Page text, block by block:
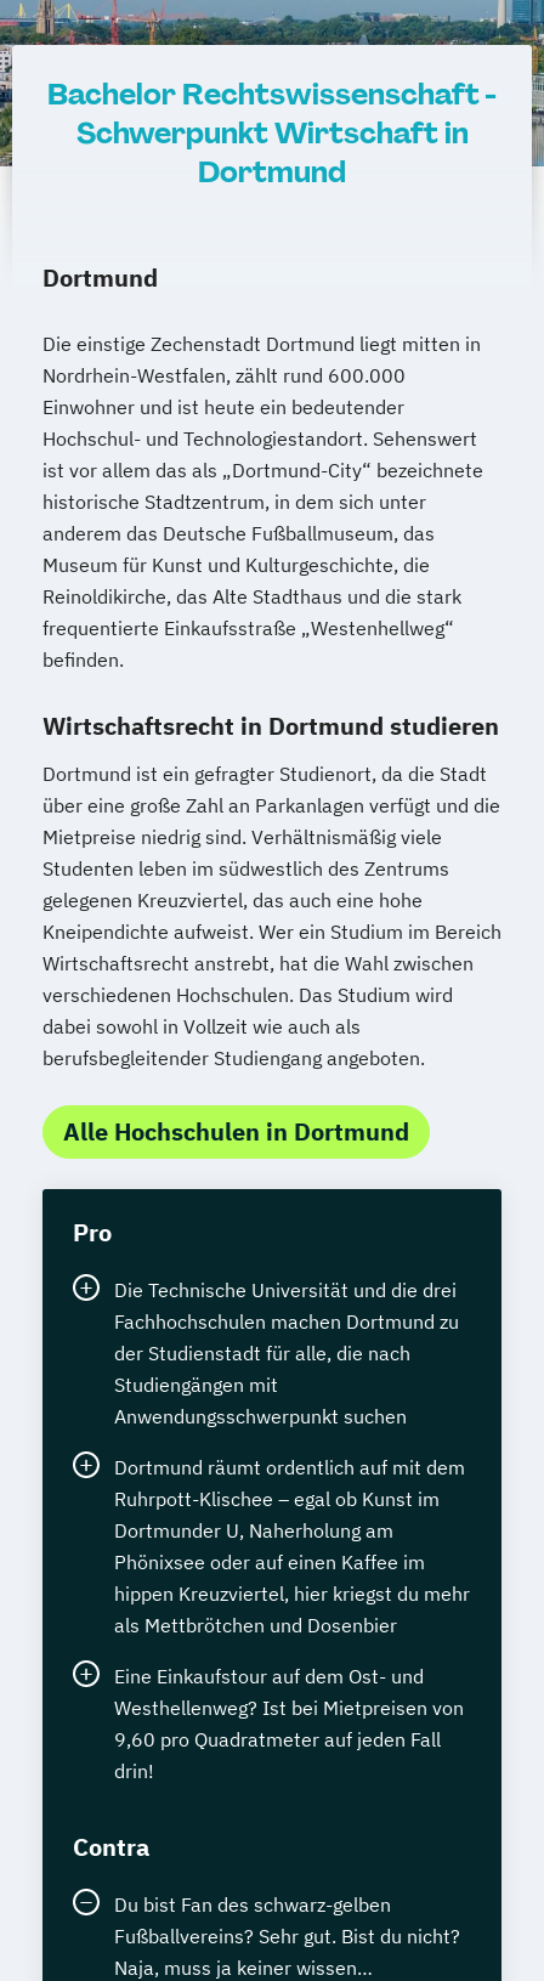
Bachelor Rechtswissenschaft -
Schwerpunkt Wirtschaft in
Dortmund
Dortmund
Die einstige Zechenstadt Dortmund liegt mitten in
Nordrhein-Westfalen, zählt rund 600.000
Einwohner und ist heute ein bedeutender
Hochschul- und Technologiestandort. Sehenswert
ist vor allem das als „Dortmund-City“ bezeichnete
historische Stadtzentrum, in dem sich unter
anderem das Deutsche Fußballmuseum, das
Museum für Kunst und Kulturgeschichte, die
Reinoldikirche, das Alte Stadthaus und die stark
frequentierte Einkaufsstraße „Westenhellweg“
befinden.
Wirtschaftsrecht in Dortmund studieren
Dortmund ist ein gefragter Studienort, da die Stadt
über eine große Zahl an Parkanlagen verfügt und die
Mietpreise niedrig sind. Verhältnismäßig viele
Studenten leben im südwestlich des Zentrums
gelegenen Kreuzviertel, das auch eine hohe
Kneipendichte aufweist. Wer ein Studium im Bereich
Wirtschaftsrecht anstrebt, hat die Wahl zwischen
verschiedenen Hochschulen. Das Studium wird
dabei sowohl in Vollzeit wie auch als
berufsbegleitender Studiengang angeboten.
Alle Hochschulen in Dortmund
Pro
Die Technische Universität und die drei
Fachhochschulen machen Dortmund zu
der Studienstadt für alle, die nach
Studiengängen mit
Anwendungsschwerpunkt suchen
Dortmund räumt ordentlich auf mit dem
Ruhrpott-Klischee – egal ob Kunst im
Dortmunder U, Naherholung am
Phönixsee oder auf einen Kaffee im
hippen Kreuzviertel, hier kriegst du mehr
als Mettbrötchen und Dosenbier
Eine Einkaufstour auf dem Ost- und
Westhellenweg? Ist bei Mietpreisen von
9,60 pro Quadratmeter auf jeden Fall
drin!
Contra
Du bist Fan des schwarz-gelben
Fußballvereins? Sehr gut. Bist du nicht?
Naja, muss ja keiner wissen…